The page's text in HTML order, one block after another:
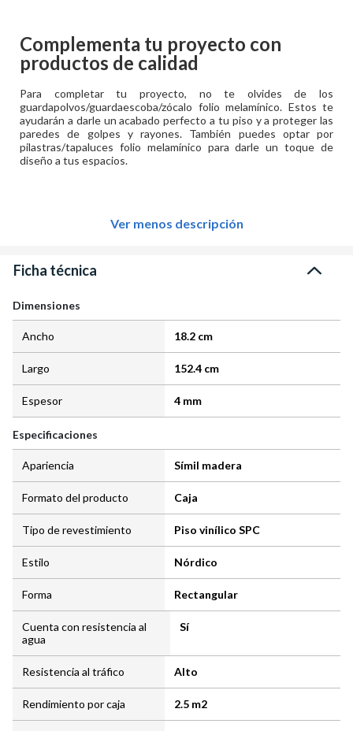
Complementa tu proyecto con
productos de calidad
Para completar tu proyecto, no te olvides de los
guardapolvos/guardaescoba/zócalo folio melamínico. Estos te
ayudarán a darle un acabado perfecto a tu piso y a proteger las
paredes de golpes y rayones. También puedes optar por
pilastras/tapaluces folio melamínico para darle un toque de
diseño a tus espacios.
Ver menos descripción
Ficha técnica
Dimensiones
Ancho 18.2 cm
Largo 152.4 cm
Espesor 4 mm
Especificaciones
Apariencia Símil madera
Formato del producto Caja
Tipo de revestimiento Piso vinílico SPC
Estilo Nórdico
Forma Rectangular
Cuenta con resistencia al
agua
Sí
Resistencia al tráfico Alto
Rendimiento por caja 2.5 m2